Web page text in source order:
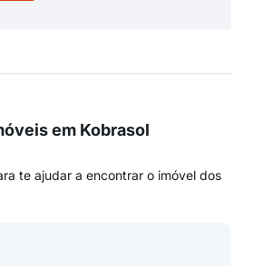
em Kobrasol
te ajudar a encontrar o imóvel dos